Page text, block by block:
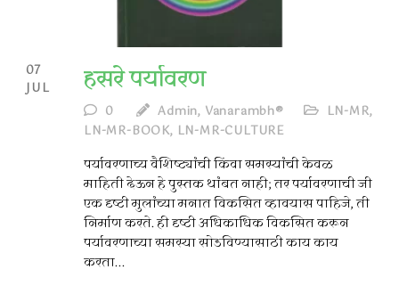
07
JUL
हसरे पर्यावरण
0 Admin, Vanarambh® LN-MR,
LN-MR-BOOK, LN-MR-CULTURE
पर्यावरणाच्य वैशिष्ट्यांची किंवा समस्यांची केवळ
माहिती देऊन हे पुस्तक थांबत नाही; तर पर्यावरणाची जी
एक दृष्टी मुलांच्या मनात विकसित व्हावयास पाहिजे, ती
निर्माण करते. ही दृष्टी अधिकाधिक विकसित करून
पर्यावरणाच्या समस्या सोडविण्यासाठी काय काय
करता...